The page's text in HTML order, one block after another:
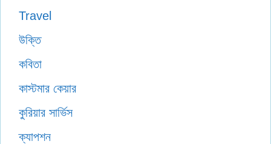
Travel
উক্তি
কবিতা
কাস্টমার কেয়ার
কুরিয়ার সার্ভিস
ক্যাপশন